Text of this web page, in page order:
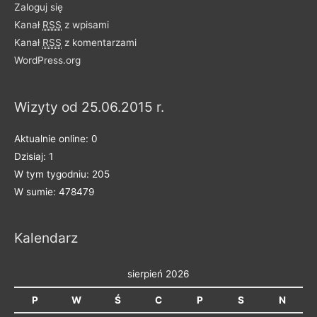
k
e
g
i
Zaloguj się
Kanał RSS z wpisami
Kanał RSS z komentarzami
WordPress.org
Wizyty od 25.06.2015 r.
Aktualnie online: 0
Dzisiaj: 1
W tym tygodniu: 205
W sumie: 478479
Kalendarz
sierpień 2026
P W Ś C P S N